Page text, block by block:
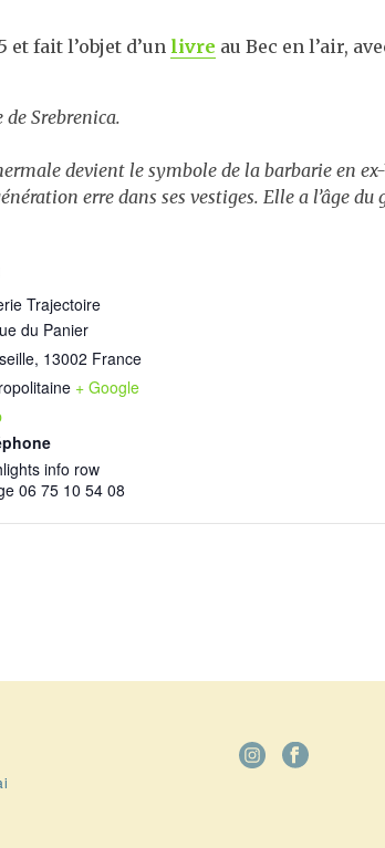
fait l’objet d’un livre au Bec en l’air,
de Srebrenica.
devient le symbole de la barbarie en
erre dans ses vestiges. Elle a l’âge du
Trajectoire
du Panier
, 13002 France
+ Google
info row
06 75 10 54 08